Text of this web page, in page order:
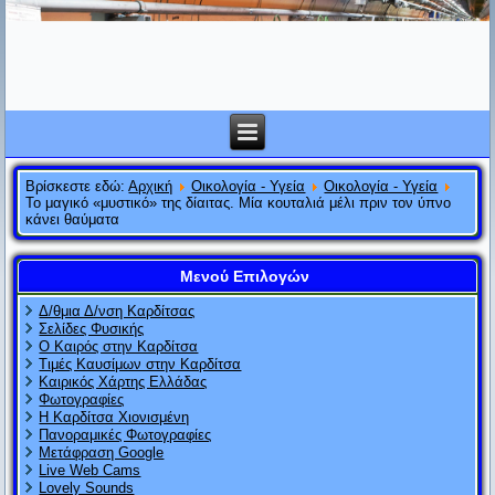
Βρίσκεστε εδώ:Αρχική Οικολογία - Υγεία
Οικολογία - Υγεία
Το μαγικό «μυστικό» της δίαιτας. Μία κουταλιά μέλι πριν τον ύπνο
κάνει θαύματα
Μενού Επιλογών
Δ/θμια Δ/νση Καρδίτσας
Σελίδες Φυσικής
Ο Καιρός στην Καρδίτσα
Τιμές Καυσίμων στην Καρδίτσα
Καιρικός Χάρτης Ελλάδας
Φωτογραφίες
Η Καρδίτσα Χιονισμένη
Πανοραμικές Φωτογραφίες
Μετάφραση Google
Live Web Cams
Lovely Sounds